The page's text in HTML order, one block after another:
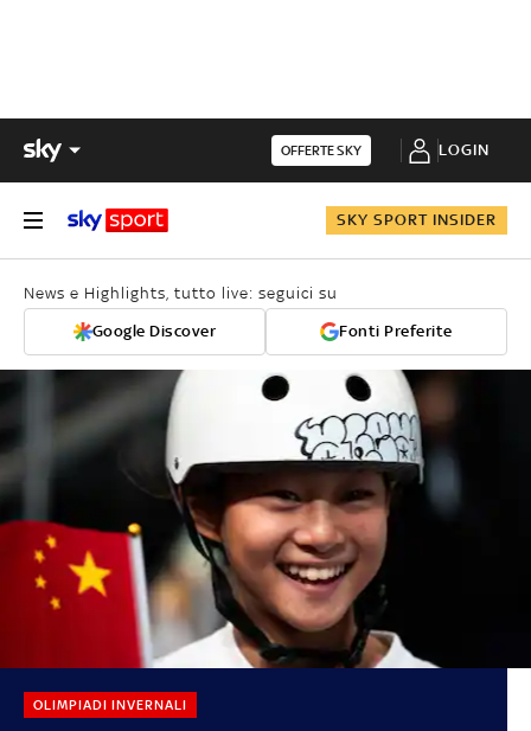
OFFERTE SKY LOGIN
SKY SPORT INSIDER
News e Highlights, tutto live: seguici su
Google Discover Fonti Preferite
OLIMPIADI INVERNALI